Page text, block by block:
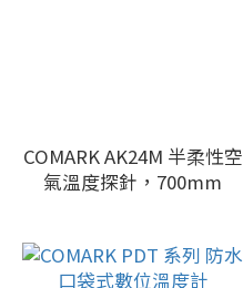
COMARK AK24M 半柔性空
氣溫度探針，700mm